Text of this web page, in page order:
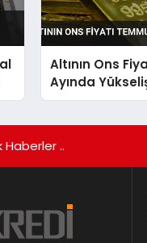
Altının Ons
Ayında
Haberler ..